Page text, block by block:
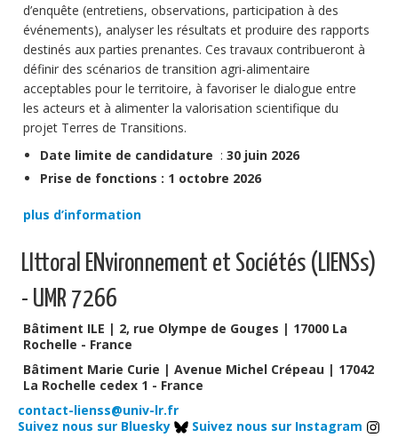
d’enquête (entretiens, observations, participation à des
événements), analyser les résultats et produire des rapports
destinés aux parties prenantes. Ces travaux contribueront à
définir des scénarios de transition agri-alimentaire
acceptables pour le territoire, à favoriser le dialogue entre
les acteurs et à alimenter la valorisation scientifique du
projet Terres de Transitions.
Date limite de candidature : 30 juin 2026
Prise de fonctions : 1 octobre 2026
plus d’information
LIttoral ENvironnement et Sociétés (LIENSs)
- UMR 7266
Bâtiment ILE | 2, rue Olympe de Gouges | 17000 La
Rochelle - France
Bâtiment Marie Curie | Avenue Michel Crépeau | 17042
La Rochelle cedex 1 - France
contact-lienss@univ-lr.fr
Suivez nous sur Bluesky
Suivez nous sur Instagram